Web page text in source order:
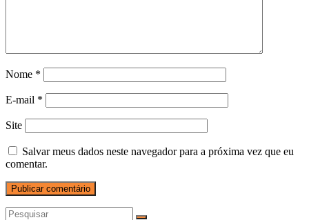
Nome *
E-mail *
Site
Salvar meus dados neste navegador para a próxima vez que eu
comentar.